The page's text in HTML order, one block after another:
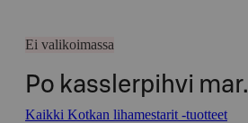
Ei valikoimassa
Po kasslerpihvi mar.
Kaikki Kotkan lihamestarit -tuotteet